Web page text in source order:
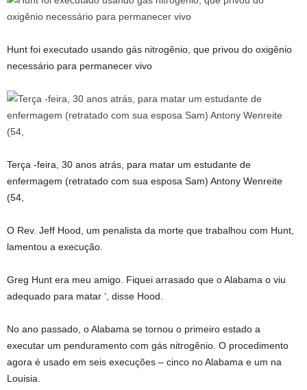
Hunt foi executado usando gás nitrogênio, que privou do oxigênio
necessário para permanecer vivo
Terça -feira, 30 anos atrás, para matar um estudante de
enfermagem (retratado com sua esposa Sam) Antony Wenreite
(54,
O Rev. Jeff Hood, um penalista da morte que trabalhou com Hunt,
lamentou a execução.
Greg Hunt era meu amigo. Fiquei arrasado que o Alabama o viu
adequado para matar ‘, disse Hood.
No ano passado, o Alabama se tornou o primeiro estado a
executar um penduramento com gás nitrogênio. O procedimento
agora é usado em seis execuções – cinco no Alabama e um na
Louisia.